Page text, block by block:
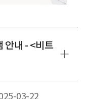
안내 - <비트
03-22